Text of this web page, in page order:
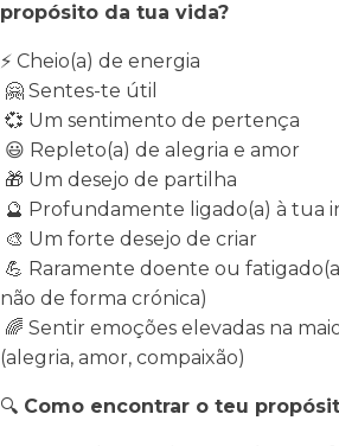
propósito da tua vida?
⚡ Cheio(a) de energia
🤗 Sentes-te útil
💞 Um sentimento de pertença
😃 Repleto(a) de alegria e amor
🎁 Um desejo de partilha
🔮 Profundamente ligado(a) à tua
🎨 Um forte desejo de criar
💪 Raramente doente ou
não de forma crónica)
🌈 Sentir emoções elevadas na
(alegria, amor, compaixão)
🔍 Como encontrar o teu